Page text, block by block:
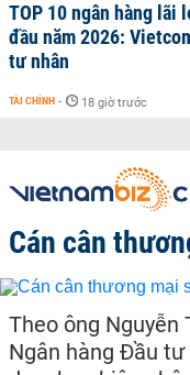
TOP 10 ngân hàng lãi
đầu năm 2026:
tư nhân
TÀI CHÍNH - 18 giờ trước
Cán cân
Theo ông Nguyễn
Ngân hàng Đầu